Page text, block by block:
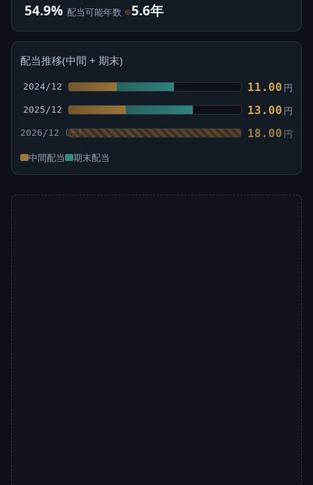
54.9% 配当可能年数 ⊙5.6年
配当推移(中間 + 期末)
2024/12 11.00 円
2025/12 13.00 円
2026/12 18.00 円
中間配当 期末配当